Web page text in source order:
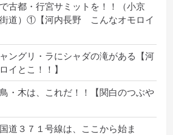
古都・行宮サミットを！！（小京
道）①【河内長野 こんなオモロイ
ングリ・ラにシャダの滝がある【河
イとこ！！】
・木は、これだ！！【関白のつぶや
道３７１号線は、ここから始ま